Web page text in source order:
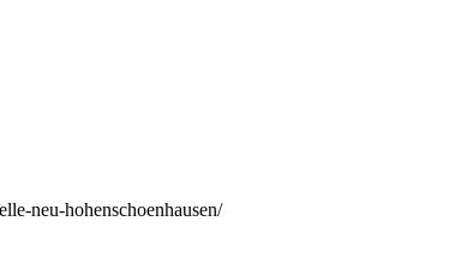
neu-hohenschoenhausen/